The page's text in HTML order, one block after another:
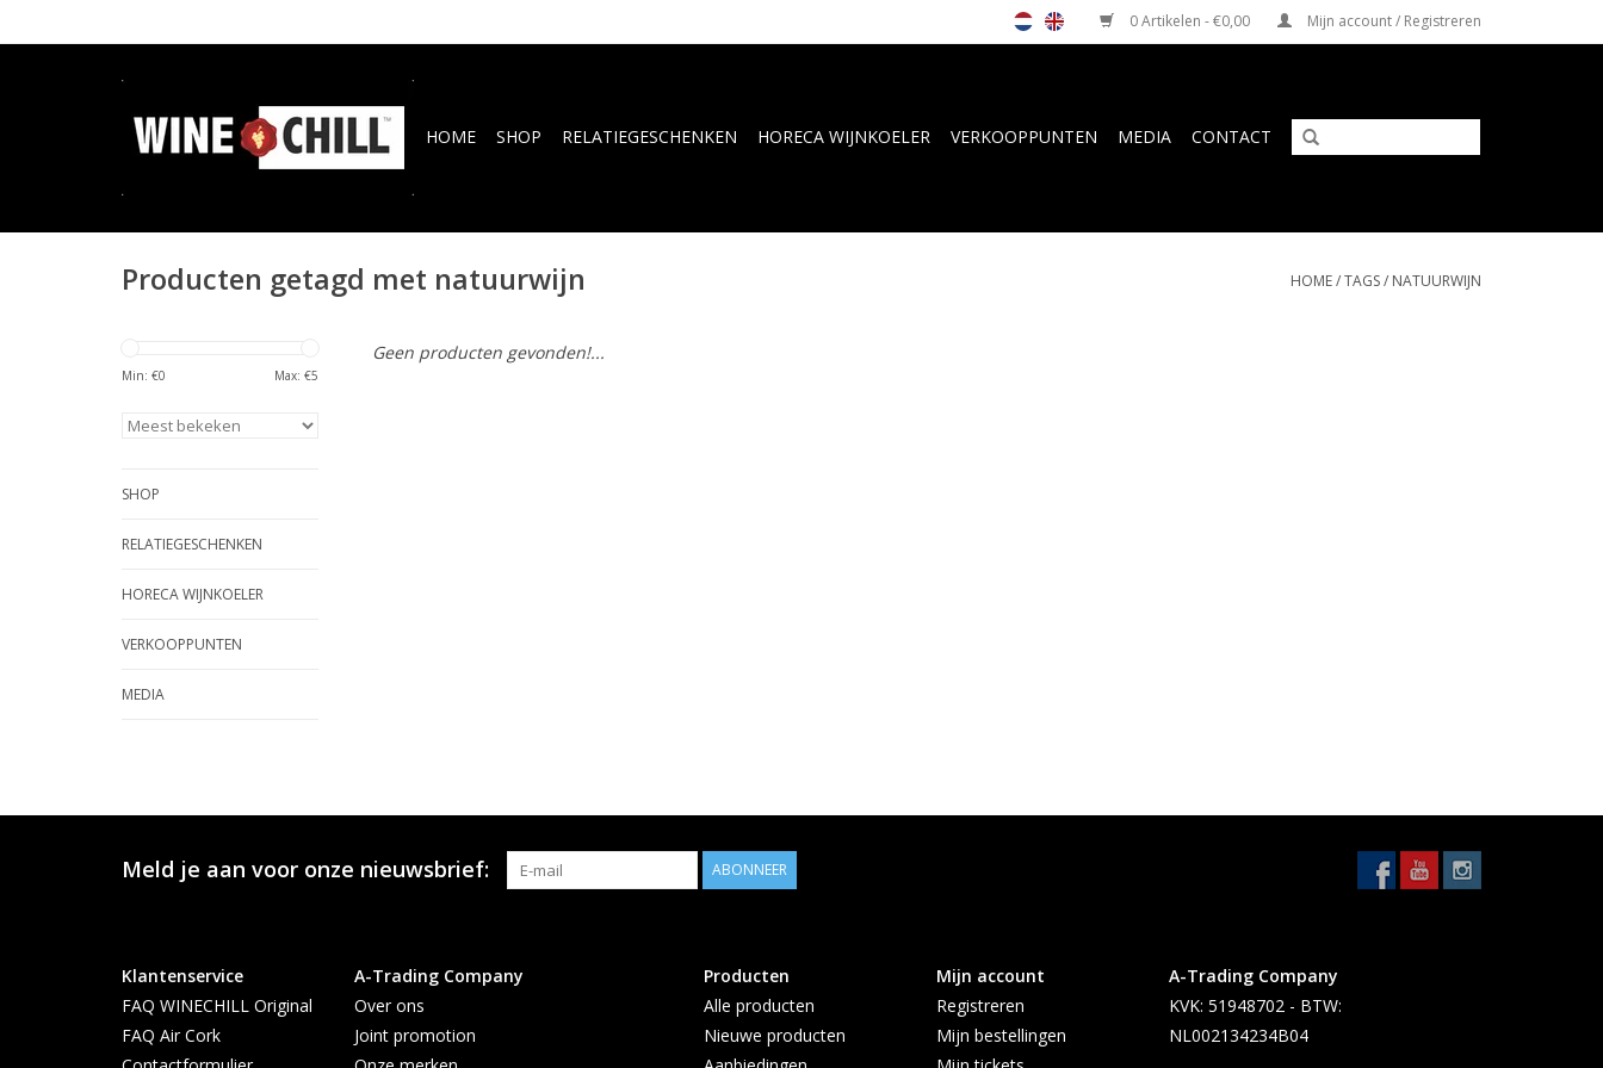
0 Artikelen - €0,00 Mijn account / Registreren
HOME SHOP RELATIEGESCHENKEN HORECA WIJNKOELER VERKOOPPUNTEN MEDIA CONTACT
Producten getagd met natuurwijn HOME/TAGS/ NATUURWIJN
Min: €0 Max: €5
SHOP
RELATIEGESCHENKEN
HORECA WIJNKOELER
VERKOOPPUNTEN
MEDIA
Geen producten gevonden!...
Meld je aan voor onze nieuwsbrief: ABONNEER
Klantenservice
FAQ WINECHILL Original
FAQ Air Cork
A-Trading Company
Over ons
Joint promotion
Producten
Alle producten
Nieuwe producten
Mijn account
Registreren
Mijn bestellingen
A-Trading Company
KVK: 51948702 - BTW:
NL002134234B04